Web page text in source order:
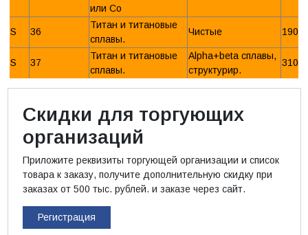
или Со
S 36
Титан и титановые
сплавы.
Чистые 190
S 37
Титан и титановые
сплавы.
Alpha+beta сплавы,
структурир.
310
Скидки для торгующих
организаций
Приложите реквизиты торгующей организации и список
товара к заказу, получите дополнительную скидку при
заказах от 500 тыс. рублей. и заказе через сайт.
Регистрация